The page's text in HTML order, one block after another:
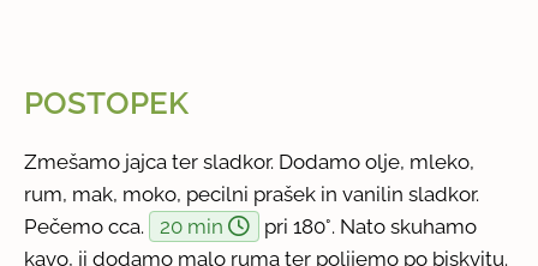
POSTOPEK
Zmešamo jajca ter sladkor. Dodamo olje, mleko,
rum, mak, moko, pecilni prašek in vanilin sladkor.
Pečemo cca.
20 min
pri 180°. Nato skuhamo
kavo, ji dodamo malo ruma ter polijemo po biskvitu.